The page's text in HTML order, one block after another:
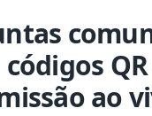
ao